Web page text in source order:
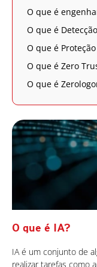
O que é
O que é
O que é Proteção
O que é Zero
O que é
O que é IA?
IA é um conjunto de
realizar tarefas como